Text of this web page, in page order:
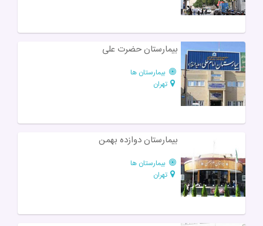
بیمارستان حضرت علی
بیمارستان ها
تهران
بیمارستان دوازده بهمن
بیمارستان ها
تهران